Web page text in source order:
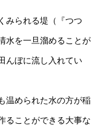
みられる堤（『つつ
水を一旦溜めることが
んぼに流し入れてい
温められた水の方が稲
ることができる大事な